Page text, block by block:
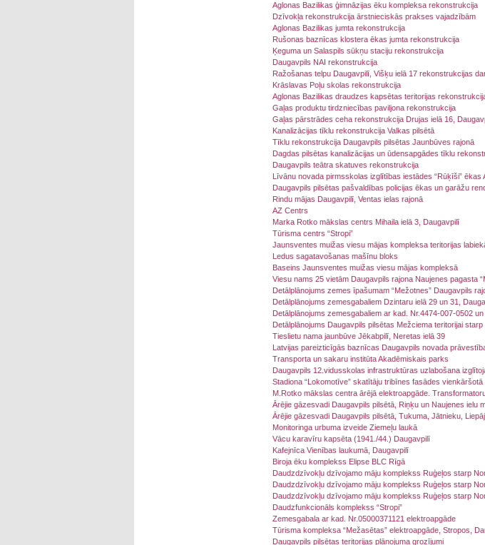
Aglonas Bazilikas ģimnāzijas ēku kompleksa rekonstrukcija
Dzīvokļa rekonstrukcija ārstnieciskās prakses vajadzībām
Aglonas Bazilikas jumta rekonstrukcija
Rušonas baznīcas klostera ēkas jumta rekonstrukcija
Ķeguma un Salaspils sūkņu staciju rekonstrukcija
Daugavpils NAI rekonstrukcija
Ražošanas telpu Daugavpilī, Višķu ielā 17 rekonstrukcijas
Krāslavas Poļu skolas rekonstrukcija
Aglonas Bazilikas draudzes kapsētas teritorijas
Gaļas produktu tirdzniecības paviljona rekonstrukcija
Gaļas pārstrādes ceha rekonstrukcija Drujas ielā 16,
Kanalizācijas tīklu rekonstrukcija Valkas pilsētā
Tīklu rekonstrukcija Daugavpils pilsētas Jaunbūves rajonā
Dagdas pilsētas kanalizācijas un ūdensapgādes tīklu
Daugavpils teātra skatuves rekonstrukcija
Līvānu novada pirmsskolas izglītības iestādes “Rūķīši” ēkas
Daugavpils pilsētas pašvaldības policijas ēkas un garāžu
Rindu mājas Daugavpilī, Ventas ielas rajonā
AZ Centrs
Marka Rotko mākslas centrs Mihaila ielā 3, Daugavpilī
Tūrisma centrs “Stropi”
Jaunsventes muižas viesu mājas kompleksa teritorijas
Ledus sagatavošanas mašīnu bloks
Baseins Jaunsventes muižas viesu mājas kompleksā
Viesu nams 25 vietām Daugavpils rajona Naujenes pagasta
Detālplānojums zemes īpašumam “Mežotnes” Daugavpils
Detālplānojums zemesgabaliem Dzintaru ielā 29 un 31,
Detālplānojums zemesgabaliem ar kad. Nr.4474-007-0502
Detālplānojums Daugavpils pilsētas Mežciema teritorijai
Tieslietu nama jaunbūve Jēkabpilī, Neretas ielā 39
Latvijas pareizticīgās baznīcas Daugavpils novada
Transporta un sakaru institūta Akadēmiskais parks
Daugavpils 12.vidusskolas infrastruktūras uzlabošana
Stadiona “Lokomotīve” skatītāju tribīnes fasādes
M.Rotko mākslas centra ārējā elektroapgāde.
Ārējie gāzesvadi Daugavpils pilsētā, Riņķu un Naujenes ielu
Ārējie gāzesvadi Daugavpils pilsētā, Tukuma, Jātnieku,
Monitoringa urbuma izveide Ziemeļu laukā
Vācu karavīru kapsēta (1941./44.) Daugavpilī
Kafejnīca Vienības laukumā, Daugavpilī
Biroja ēku komplekss Elipse BLC Rīgā
Daudzdzīvokļu dzīvojamo māju komplekss Ruģeļos starp
Daudzdzīvokļu dzīvojamo māju komplekss Ruģeļos starp
Daudzdzīvokļu dzīvojamo māju komplekss Ruģeļos starp
Daudzfunkcionāls komplekss “Stropi”
Zemesgabala ar kad. Nr.05000371121 elektroapgāde
Tūrisma kompleksa “Mežasētas” elektroapgāde, Stropos,
Daugavpils pilsētas teritorijas plānojuma grozījumi